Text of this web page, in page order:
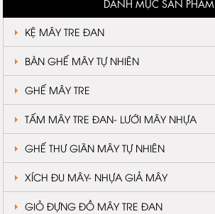
DANH MỤC SẢN PHẨM
KỆ MÂY TRE ĐAN
BÀN GHẾ MÂY TỰ NHIÊN
GHẾ MÂY TRE
TẤM MÂY TRE ĐAN- LƯỚI MÂY NHỰA
GHẾ THƯ GIÃN MÂY TỰ NHIÊN
XÍCH ĐU MÂY- NHỰA GIẢ MÂY
GIỎ ĐỰNG ĐỒ MÂY TRE ĐAN